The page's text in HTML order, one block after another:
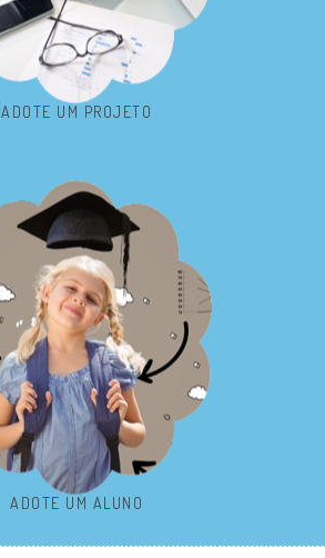
ADOTE UM PROJETO
ADOTE UM ALUNO